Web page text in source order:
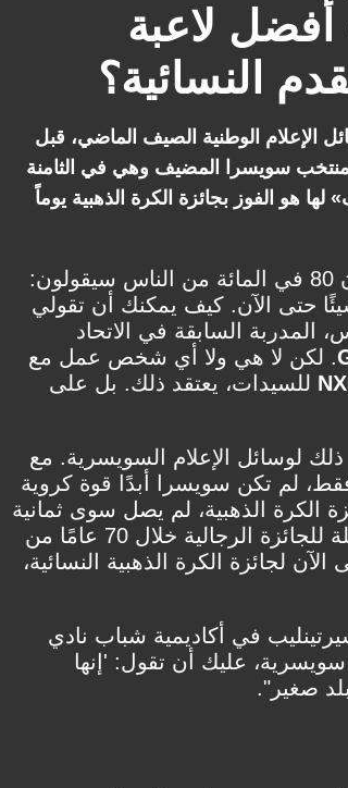
لاعبة
النسائية؟
الإعلام الوطنية الصيف الماضي، قبل
سويسرا المضيف وهي في الثامنة
هو الفوز بجائزة الكرة الذهبية يوماً
"إذا قالت لاعبة شابة [ذلك]، أعتقد أن 80 في المائة من الناس سيقولون:
حتى الآن. كيف يمكنك أن تقولي
المدربة السابقة في الاتحاد
. لكن لا هي ولا أي شخص عمل مع
للسيدات، يعتقد ذلك. بل على
لوسائل الإعلام السويسرية. مع
لم تكن سويسرا أبدًا قوة كروية
الكرة الذهبية، لم يصل سوى ثمانية
لاعبين سويسريين إلى القائمة الطويلة للجائزة الرجالية خلال 70 عامًا من
لجائزة الكرة الذهبية النسائية،
في أكاديمية شباب نادي
عليك أن تقول: 'إنها
صغير".